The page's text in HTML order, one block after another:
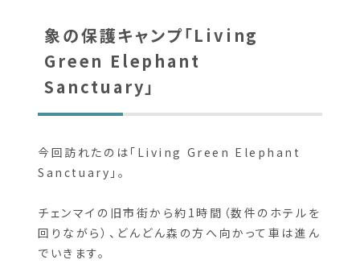
象の保護キャンプ「Living
Green Elephant
Sanctuary」
今回訪れたのは「Living Green Elephant
Sanctuary」。
チェンマイの旧市街から約1時間（数件のホテルを
回りながら）、どんどん森の方へ向かって車は進ん
でいきます。